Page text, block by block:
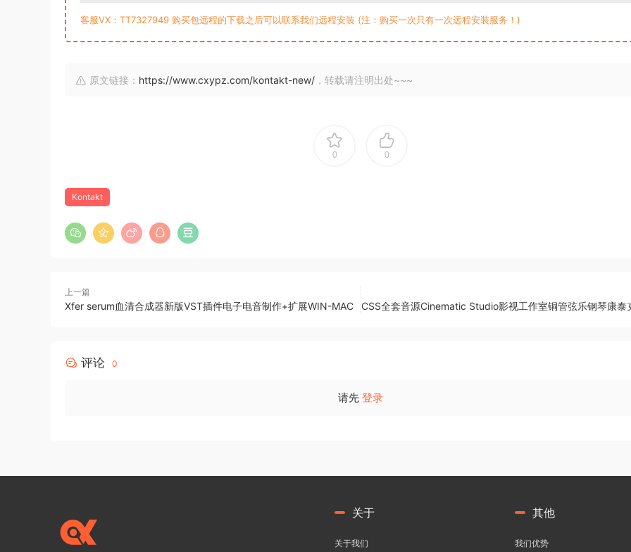
客服VX：TT7327949 购买包远程的下载之后可以联系我们远程安装 (注：购买一次只有一次远程安装服务！)
原文链接： https://www.cxypz.com/kontakt-new/ ，转载请注明出处~~~
0 0
Kontakt
上一篇
Xfer serum血清合成器新版VST插件电子电音制作+扩展WIN-MAC CSS全套音源Cinematic Studio影视工作室铜管弦乐钢琴康泰
评论 0
请先 登录
关于
关于我们
其他
我们优势